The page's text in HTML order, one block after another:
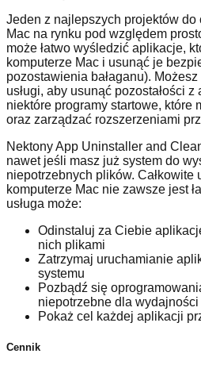
Jeden z najlepszych projektów
Mac na rynku pod względem
może łatwo wyśledzić aplikacje,
komputerze Mac i usunąć je
pozostawienia bałaganu).
usługi, aby usunąć pozostałości z
niektóre programy startowe, które
oraz zarządzać rozszerzeniami
Nektony App Uninstaller and
nawet jeśli masz już system do
niepotrzebnych plików.
komputerze Mac nie zawsze jest
usługa może:
Odinstaluj za Ciebie
nich plikami
Zatrzymaj uruchamianie
systemu
Pozbądź się
niepotrzebne dla
Pokaż cel każdej aplikacji
Cennik